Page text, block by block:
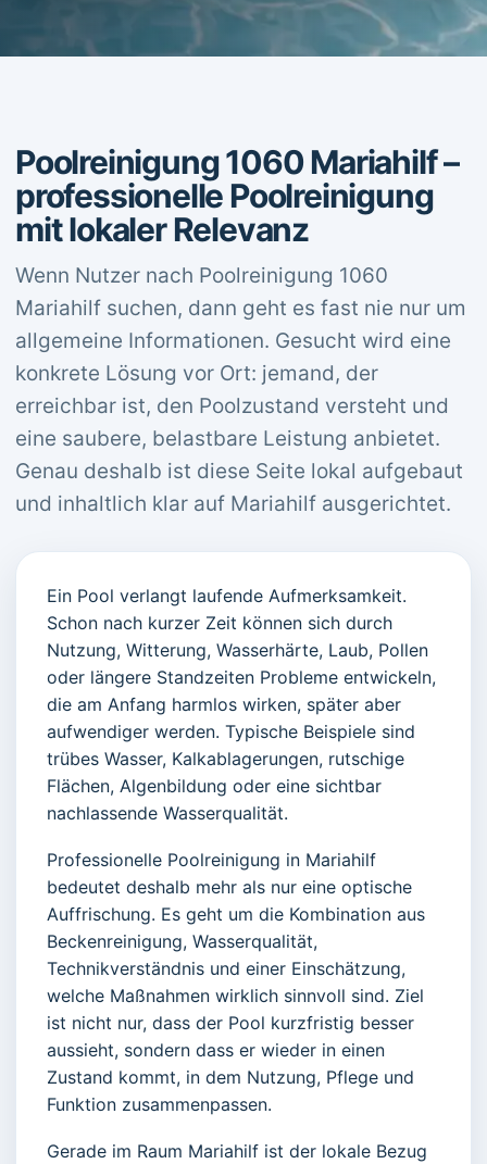
Poolreinigung 1060 Mariahilf –
professionelle Poolreinigung
mit lokaler Relevanz
Wenn Nutzer nach Poolreinigung 1060
Mariahilf suchen, dann geht es fast nie nur um
allgemeine Informationen. Gesucht wird eine
konkrete Lösung vor Ort: jemand, der
erreichbar ist, den Poolzustand versteht und
eine saubere, belastbare Leistung anbietet.
Genau deshalb ist diese Seite lokal aufgebaut
und inhaltlich klar auf Mariahilf ausgerichtet.
Ein Pool verlangt laufende Aufmerksamkeit.
Schon nach kurzer Zeit können sich durch
Nutzung, Witterung, Wasserhärte, Laub, Pollen
oder längere Standzeiten Probleme entwickeln,
die am Anfang harmlos wirken, später aber
aufwendiger werden. Typische Beispiele sind
trübes Wasser, Kalkablagerungen, rutschige
Flächen, Algenbildung oder eine sichtbar
nachlassende Wasserqualität.
Professionelle Poolreinigung in Mariahilf
bedeutet deshalb mehr als nur eine optische
Auffrischung. Es geht um die Kombination aus
Beckenreinigung, Wasserqualität,
Technikverständnis und einer Einschätzung,
welche Maßnahmen wirklich sinnvoll sind. Ziel
ist nicht nur, dass der Pool kurzfristig besser
aussieht, sondern dass er wieder in einen
Zustand kommt, in dem Nutzung, Pflege und
Funktion zusammenpassen.
Gerade im Raum Mariahilf ist der lokale Bezug